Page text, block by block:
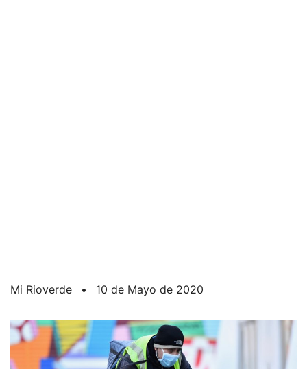
Mi Rioverde • 10 de Mayo de 2020